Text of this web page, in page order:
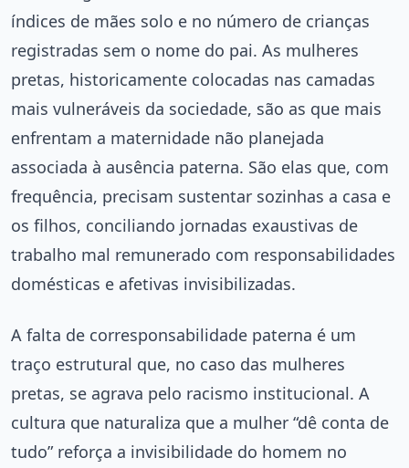
índices de mães solo e no número de crianças
registradas sem o nome do pai. As mulheres
pretas, historicamente colocadas nas camadas
mais vulneráveis da sociedade, são as que mais
enfrentam a maternidade não planejada
associada à ausência paterna. São elas que, com
frequência, precisam sustentar sozinhas a casa e
os filhos, conciliando jornadas exaustivas de
trabalho mal remunerado com responsabilidades
domésticas e afetivas invisibilizadas.
A falta de corresponsabilidade paterna é um
traço estrutural que, no caso das mulheres
pretas, se agrava pelo racismo institucional. A
cultura que naturaliza que a mulher “dê conta de
tudo” reforça a invisibilidade do homem no